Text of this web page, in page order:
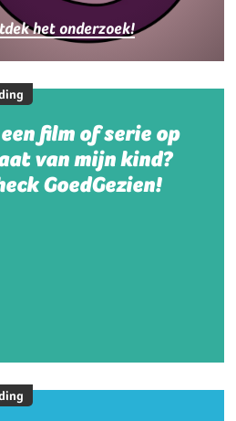
het onderzoek!
film of serie op
van mijn kind?
GoedGezien!